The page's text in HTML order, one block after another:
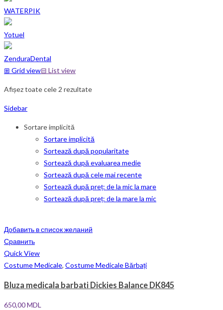
WATERPIK
Yotuel
ZenduraDental
⊞ Grid view⊟ List view
Afișez toate cele 2 rezultate
Sidebar
Sortare implicită
Sortare implicită
Sortează după popularitate
Sortează după evaluarea medie
Sortează după cele mai recente
Sortează după preț: de la mic la mare
Sortează după preț: de la mare la mic
Добавить в список желаний
Сравнить
Quick View
Costume Medicale, Costume Medicale Bărbați
Bluza medicala barbati Dickies Balance DK845
650,00MDL